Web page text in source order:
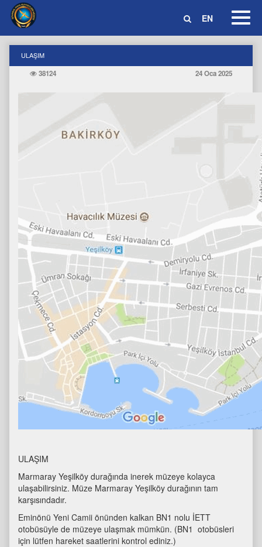
EN
ULAŞIM
38124 24 Oca 2025
ULAŞIM
Marmaray Yeşilköy durağında inerek müzeye kolayca
ulaşabilirsiniz. Müze Marmaray Yeşilköy durağının tam
karşısındadır.
Eminönü Yeni Camii önünden kalkan BN1 nolu İETT
otobüsüyle de müzeye ulaşmak mümkün. (BN1 otobüsleri
için lütfen hareket saatlerini kontrol ediniz.)